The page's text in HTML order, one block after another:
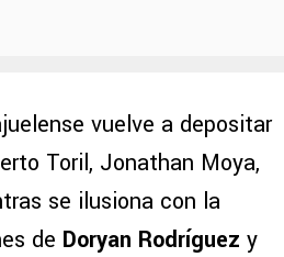
vuelve a depositar
Toril, Jonathan Moya,
se ilusiona con la
de Doryan Rodríguez y